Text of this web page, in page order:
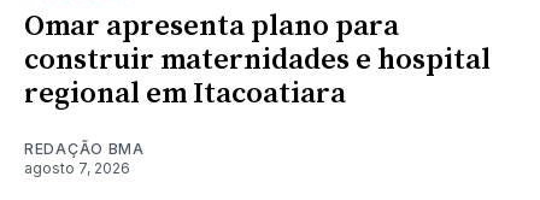
Omar apresenta plano para
construir maternidades e hospital
regional em Itacoatiara
REDAÇÃO BMA
agosto 7, 2026